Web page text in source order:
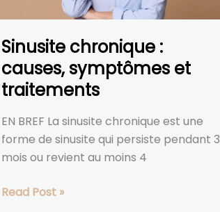
Sinusite chronique :
causes, symptômes et
traitements
EN BREF La sinusite chronique est une
forme de sinusite qui persiste pendant 3
mois ou revient au moins 4
Read Post »